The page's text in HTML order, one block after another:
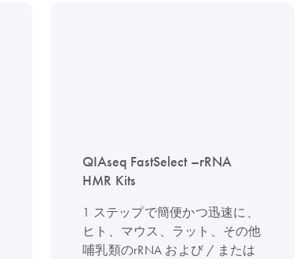
QIAseq FastSelect –rRNA
HMR Kits
1 ステップで簡便かつ迅速に、
ヒト、マウス、ラット、その他
哺乳類のrRNA および / または